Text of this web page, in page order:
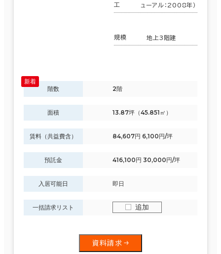
工
ューアル：2008年）
規模 地上3階建
階数 2階
面積 13.87坪（45.851㎡）
賃料（共益費含） 84,607円 6,100円/坪
預託金 416,100円 30,000円/坪
入居可能日 即日
一括請求リスト 追加
資料請求